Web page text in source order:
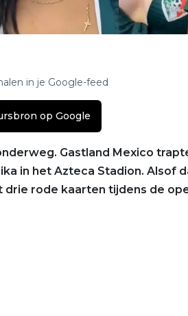
in je Google-feed
op Google
Gastland Mexico
in het Azteca Stadion. Alsof
drie rode kaarten tijdens de